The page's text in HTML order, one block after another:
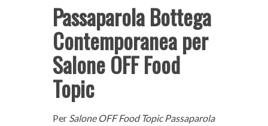
Passaparola Bottega
Contemporanea per
Salone OFF Food
Topic
Per Salone OFF Food Topic Passaparola